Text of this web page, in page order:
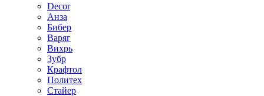
Decor
Анза
Бибер
Варяг
Вихрь
Зубр
Крафтол
Политех
Стайер